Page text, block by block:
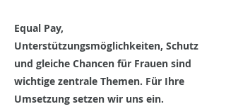
Equal Pay,
Unterstützungsmöglichkeiten, Schutz
und gleiche Chancen für Frauen sind
wichtige zentrale Themen. Für Ihre
Umsetzung setzen wir uns ein.